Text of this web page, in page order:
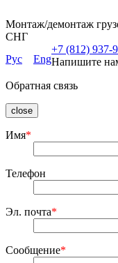
Монтаж/демонтаж
СНГ
Рус
Eng
+7 (812) 937-
Напишите
Обратная связь
close
Имя*
Телефон
Эл. почта*
Сообщение*